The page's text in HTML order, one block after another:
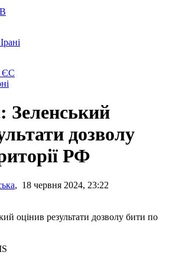
ЄС
Зеленський
дозволу
РФ
, 18 червня 2024, 23:22